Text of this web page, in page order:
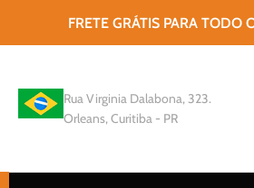
FRETE GRÁTIS PARA TODO
Rua Virginia Dalabona, 323.
Orleans, Curitiba - PR